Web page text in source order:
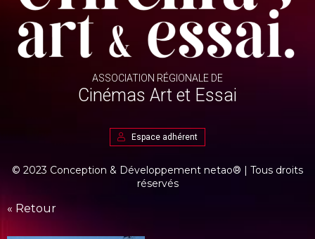
ASSOCIATION RÉGIONALE DE
Cinémas Art et Essai
Espace adhérent
© 2023 Conception & Développement netao® | Tous droits
réservés
« Retour